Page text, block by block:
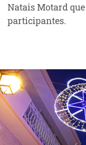
Natais Motard
participantes.